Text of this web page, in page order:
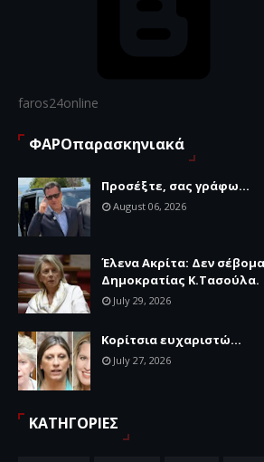
faros24online
ΦΑΡΟπαρασκηνιακά
Προσέξτε, σας γράφω...
August 06, 2026
Έλενα Ακρίτα: Δεν
Δημοκρατίας Κ.Τασούλα.
July 29, 2026
Κορίτσια ευχαριστώ...
July 27, 2026
ΚΑΤΗΓΟΡΙΕΣ